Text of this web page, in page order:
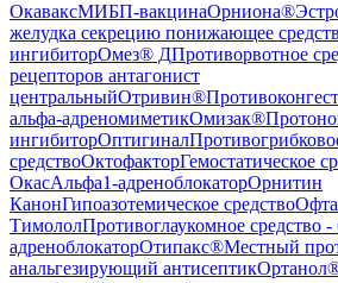
ОкаваксМИБП-вакцинаОрниона®
желудка секрецию понижающее
ингибиторОмез® ДПротиворвотное
рецепторов антагонист
центральныйОтривин®
альфа-адреномиметикОмизак®
ингибиторОптигинал
средствоОктофакторГемостатическое
ОкасАльфа1-адреноблокаторОрнитин
КанонГипоазотемическое средство
ТимололПротивоглаукомное средство -
адреноблокаторОтипакс®Местный
анальгезирующий антисептик